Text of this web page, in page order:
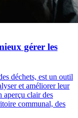
gérer les
déchets, est un outil
et améliorer leur
aperçu clair des
communal, des